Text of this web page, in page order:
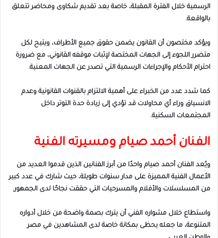
الرسمية خلال الفترة المقبلة، خاصة بعد تقديم شكاوى ومحاضر تتعلق
بالواقعة.
ويؤكد مختصون أن القانون يضمن حقوق جميع الأطراف، ويتيح لكل
متضرر اللجوء إلى الجهات المختصة لإثبات موقفه القانوني، مع ضرورة
احترام الأحكام والإجراءات الرسمية التي تصدر عن الجهات المعنية.
كما شدد عدد من الخبراء على أهمية الالتزام بالقنوات القانونية وعدم
الانسياق وراء أي محاولات قد تؤدي إلى زيادة حدة التوتر داخل
المجتمعات السكنية.
الفنان أحمد صيام ومسيرته الفنية
ويُعد الفنان أحمد صيام واحدًا من أبرز الفنانين الذين قدموا العديد من
الأعمال الفنية المميزة على مدار سنوات طويلة، حيث شارك في عدد كبير
من المسلسلات والأفلام والمسرحيات التي حققت نجاحًا لدى الجمهور.
واستطاع خلال مشواره الفني أن يترك بصمة واضحة من خلال أدواره
المتنوعة، ما جعله يحظى بمكانة خاصة لدى المشاهدين في مصر